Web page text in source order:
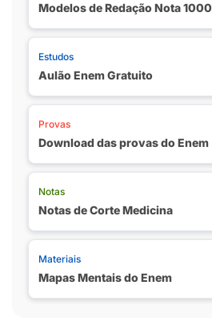
Modelos de Redação Nota 1000
Estudos
Aulão Enem Gratuito
Provas
Download das provas do Enem
Notas
Notas de Corte Medicina
Materiais
Mapas Mentais do Enem